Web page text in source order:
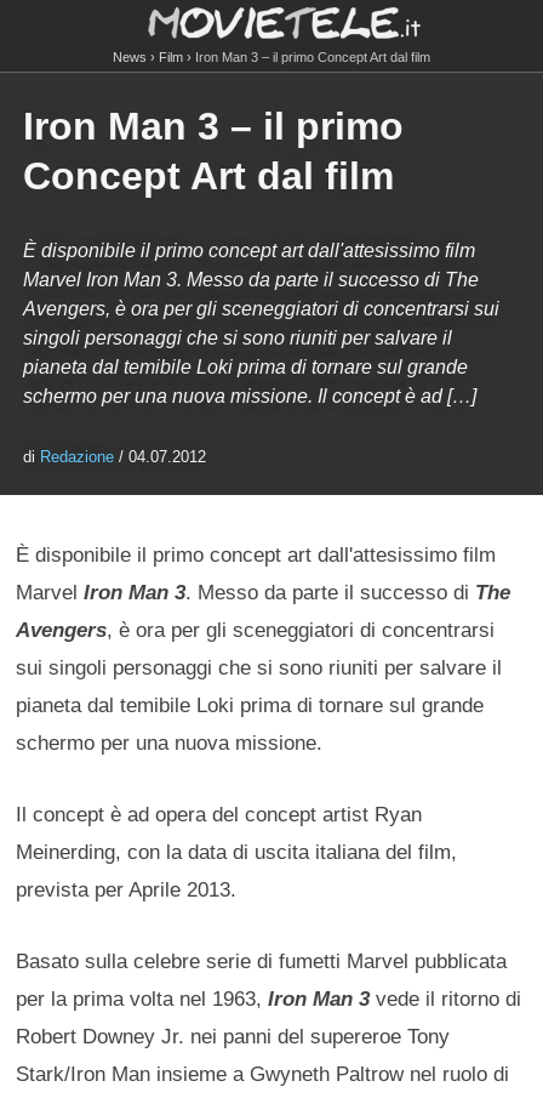
News Film Iron Man 3 – il primo Concept Art dal film
Iron Man 3 – il primo
Concept Art dal film
È disponibile il primo concept art dall'attesissimo film
Marvel Iron Man 3. Messo da parte il successo di The
Avengers, è ora per gli sceneggiatori di concentrarsi sui
singoli personaggi che si sono riuniti per salvare il
pianeta dal temibile Loki prima di tornare sul grande
schermo per una nuova missione. Il concept è ad […]
di Redazione / 04.07.2012
È disponibile il primo concept art dall'attesissimo film
MarvelIron Man 3. Messo da parte il successo di The
Avengers, è ora per gli sceneggiatori di concentrarsi
sui singoli personaggi che si sono riuniti per salvare il
pianeta dal temibile Loki prima di tornare sul grande
schermo per una nuova missione.
Il concept è ad opera del concept artist Ryan
Meinerding, con la data di uscita italiana del film,
prevista per Aprile 2013.
Basato sulla celebre serie di fumetti Marvel pubblicata
per la prima volta nel 1963,Iron Man 3vede il ritorno di
Robert Downey Jr. nei panni del supereroe Tony
Stark/Iron Man insieme a Gwyneth Paltrow nel ruolo di